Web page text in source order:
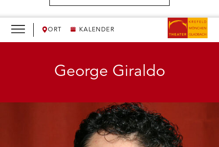
ORT KALENDER
KARTENKAUF ÖFFNEN
WIR ÖFFNEN
THEATERPÄDAGOGIK ÖFFNEN
BESUCH ÖFFNEN
George Giraldo